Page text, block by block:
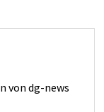
von dg-news